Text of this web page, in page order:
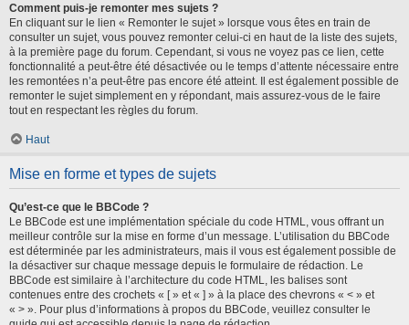
Comment puis-je remonter mes sujets ?
En cliquant sur le lien « Remonter le sujet » lorsque vous êtes en train de
consulter un sujet, vous pouvez remonter celui-ci en haut de la liste des sujets,
à la première page du forum. Cependant, si vous ne voyez pas ce lien, cette
fonctionnalité a peut-être été désactivée ou le temps d’attente nécessaire entre
les remontées n’a peut-être pas encore été atteint. Il est également possible de
remonter le sujet simplement en y répondant, mais assurez-vous de le faire
tout en respectant les règles du forum.
Haut
Mise en forme et types de sujets
Qu’est-ce que le BBCode ?
Le BBCode est une implémentation spéciale du code HTML, vous offrant un
meilleur contrôle sur la mise en forme d’un message. L’utilisation du BBCode
est déterminée par les administrateurs, mais il vous est également possible de
la désactiver sur chaque message depuis le formulaire de rédaction. Le
BBCode est similaire à l’architecture du code HTML, les balises sont
contenues entre des crochets « [ » et « ] » à la place des chevrons « < » et
« > ». Pour plus d’informations à propos du BBCode, veuillez consulter le